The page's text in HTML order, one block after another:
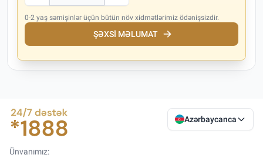
0-2 yaş sərnişinlər üçün bütün növ xidmətlərimiz ödənişsizdir.
ŞƏXSI MƏLUMAT
Azərbaycanca
Ünvanımız: